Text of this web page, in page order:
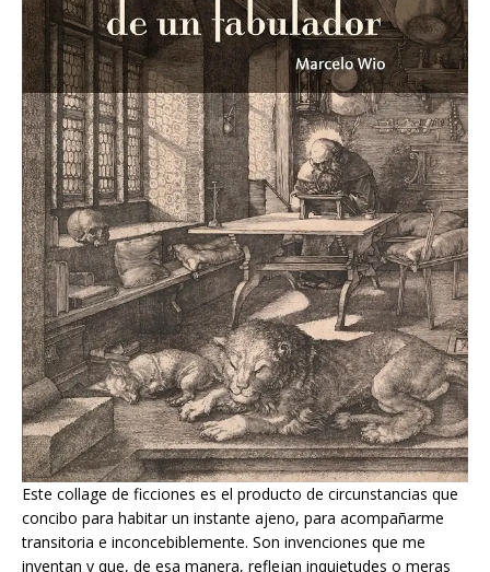
Este collage de ficciones es el producto de circunstancias que
concibo para habitar un instante ajeno, para acompañarme
transitoria e inconcebiblemente. Son invenciones que me
inventan y que, de esa manera, reflejan inquietudes o meras